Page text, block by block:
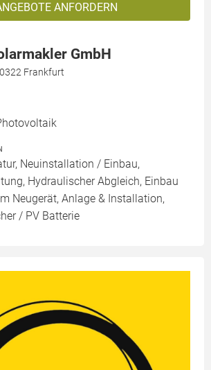
ANFORDERN
GmbH
Frankfurt
Neuinstallation / Einbau,
Hydraulischer Abgleich, Einbau
Neugerät, Anlage & Installation,
/ PV Batterie